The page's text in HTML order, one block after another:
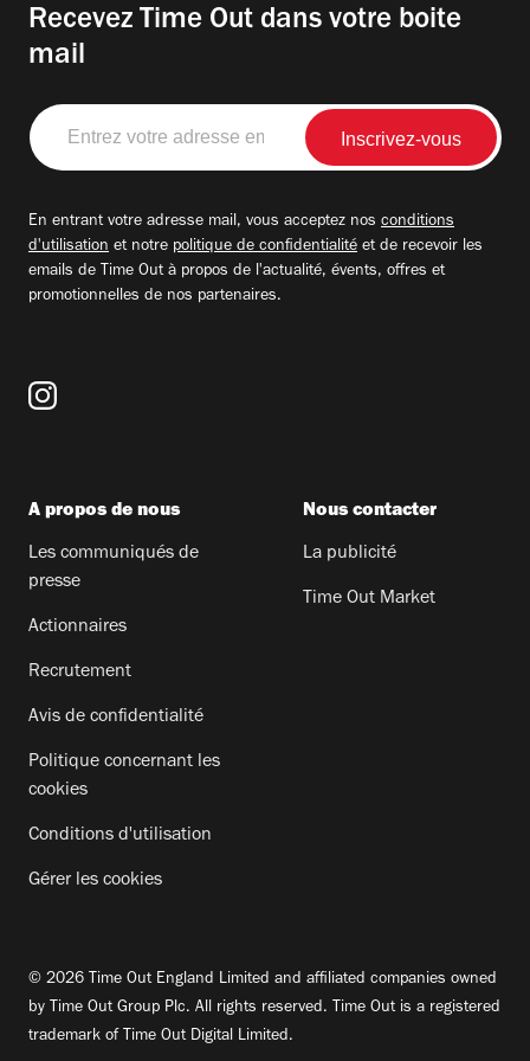
Recevez Time Out dans votre boite
mail
Entrez
votre
adresse
En entrant votre adresse mail, vous acceptez nos conditions
d'utilisation et notre politique de confidentialité et de recevoir les
emails de Time Out à propos de l'actualité, évents, offres et
promotionnelles de nos partenaires.
A propos de nous
Les communiqués de
presse
Actionnaires
Recrutement
Avis de confidentialité
Politique concernant les
cookies
Conditions d'utilisation
Gérer les cookies
Nous contacter
La publicité
Time Out Market
© 2026 Time Out England Limited and affiliated companies owned
by Time Out Group Plc. All rights reserved. Time Out is a registered
trademark of Time Out Digital Limited.